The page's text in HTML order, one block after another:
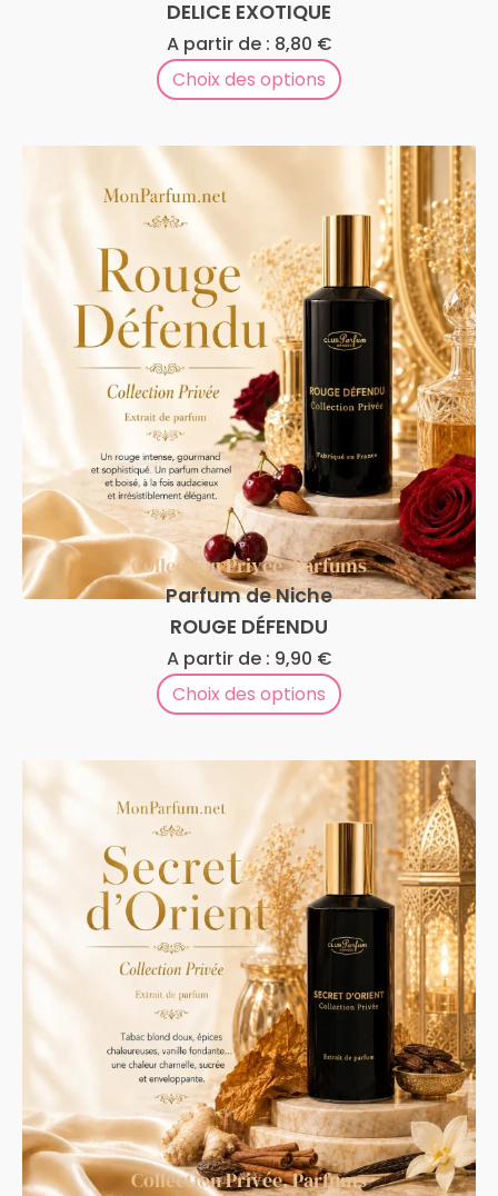
DELICE EXOTIQUE
A partir de : 8,80 €
Choix des options
Collection Privée,Parfums
Parfum de Niche
ROUGE DÉFENDU
A partir de : 9,90 €
Choix des options
Collection Privée,Parfums